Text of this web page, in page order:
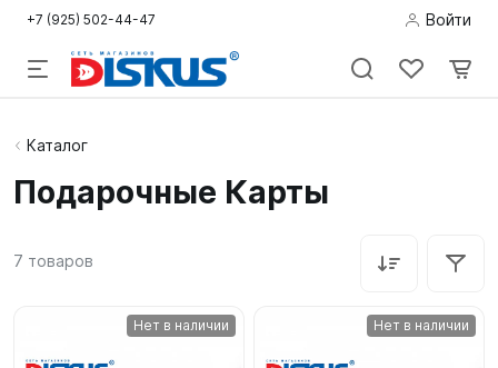
+7 (925) 502-44-47 Войти
Подводная
Снорклинг /
Фридайвинг
Каталог
Подарочные Карты
7 товаров
Нет в наличии Нет в наличии